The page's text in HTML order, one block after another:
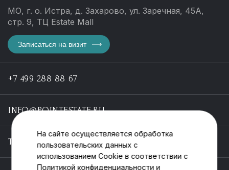
МО, г. о. Истра, д. Захарово, ул. Заречная, 45А,
стр. 9, ТЦ Estate Mall
Записаться на визит
+7 499 288 88 67
INFO@POINTESTATE.RU
TELEGRAM
На сайте осуществляется обработка
пользовательских данных с
использованием Cookie в соответствии с
Политикой конфиденциальности и